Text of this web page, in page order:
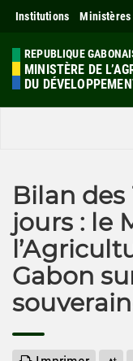
Institutions Ministères
REPUBLIQUE
MINISTÈRE DE
DU
Bilan
jours : le
Gabon